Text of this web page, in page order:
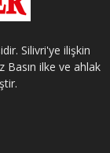
Silivri'ye ilişkin
Basın ilke ve ahlak